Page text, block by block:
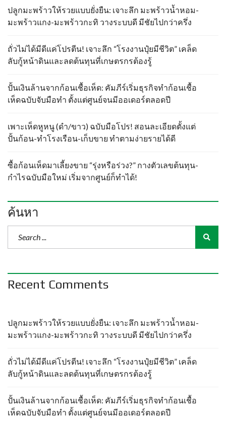
ปลูกมะพร้าวให้รวยแบบยั่งยืน: เจาะลึก มะพร้าวน้ำหอม-
มะพร้าวแกง-มะพร้าวกะทิ วางระบบดี มีชัยไปกว่าครึ่ง
ถั่วไม่ได้มีดีแค่โปรตีน! เจาะลึก “โรงงานปุ๋ยมีชีวิต” เคล็ด
ลับกู้หน้าดินและลดต้นทุนที่เกษตรกรต้องรู้
ปั้นเงินล้านจากก้อนเชื้อเห็ด: คัมภีร์เริ่มธุรกิจทำก้อนเชื้อ
เห็ดฉบับจับมือทำ ตั้งแต่ศูนย์จนมีออเดอร์ตลอดปี
เพาะเห็ดหูหนู (ดำ/ขาว) ฉบับมือโปร! สอนละเอียดตั้งแต่
ปั้นก้อน-ทำโรงเรือน-เก็บขาย ทำตามง่ายรายได้ดี
ซื้อก้อนเห็ดมาเลี้ยงขาย “รุ่งหรือร่วง?” กางตัวเลขต้นทุน-
กำไรฉบับมือใหม่ เริ่มจากศูนย์ก็ทำได้!
ค้นหา
Recent Comments
ปลูกมะพร้าวให้รวยแบบยั่งยืน: เจาะลึก มะพร้าวน้ำหอม-
มะพร้าวแกง-มะพร้าวกะทิ วางระบบดี มีชัยไปกว่าครึ่ง
ถั่วไม่ได้มีดีแค่โปรตีน! เจาะลึก “โรงงานปุ๋ยมีชีวิต” เคล็ด
ลับกู้หน้าดินและลดต้นทุนที่เกษตรกรต้องรู้
ปั้นเงินล้านจากก้อนเชื้อเห็ด: คัมภีร์เริ่มธุรกิจทำก้อนเชื้อ
เห็ดฉบับจับมือทำ ตั้งแต่ศูนย์จนมีออเดอร์ตลอดปี